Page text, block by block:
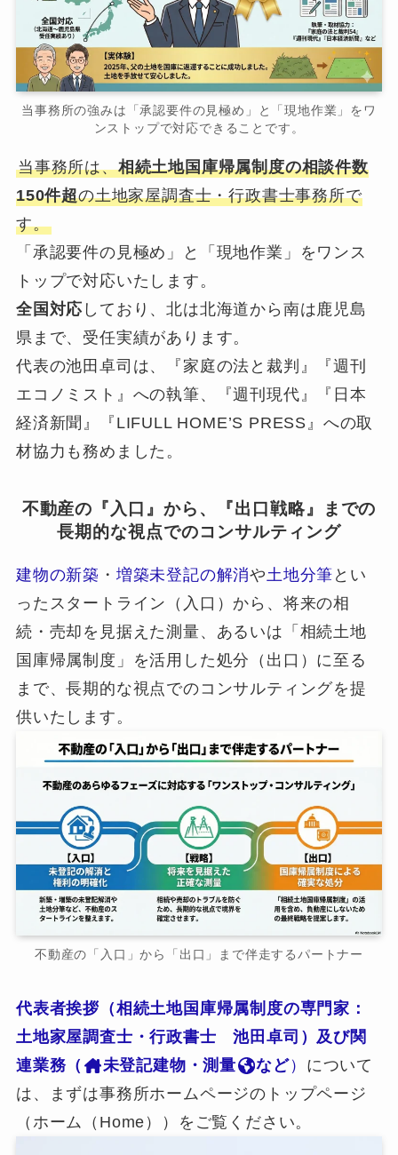
当事務所の強みは「承認要件の見極め」と「現地作業」をワ
ンストップで対応できることです。
当事務所は、相続土地国庫帰属制度の相談件数
150件超の土地家屋調査士・行政書士事務所で
す。
「承認要件の見極め」と「現地作業」をワンス
トップで対応いたします。
全国対応 しており、北は北海道から南は鹿児島
県まで、受任実績があります。
代表の池田卓司は、『家庭の法と裁判』『週刊
エコノミスト』への執筆、『週刊現代』『日本
経済新聞』『LIFULL HOME’S PRESS』への取
材協力も務めました。
不動産の『入口』から、『出口戦略』までの
長期的な視点でのコンサルティング
建物の新築 ・ 増築未登記の解消や 土地分筆 とい
ったスタートライン（入口）から、将来の相
続・売却を見据えた測量、あるいは「相続土地
国庫帰属制度」を活用した処分（出口）に至る
まで、長期的な視点でのコンサルティングを提
供いたします。
不動産の「入口」から「出口」まで伴走するパートナー
代表者挨拶（相続土地国庫帰属制度の専門家：
土地家屋調査士・行政書士 池田卓司）及び関
連業務（
未登記建物・測量 など） について
は、まずは事務所ホームページのトップページ
（ホーム（Home））をご覧ください。